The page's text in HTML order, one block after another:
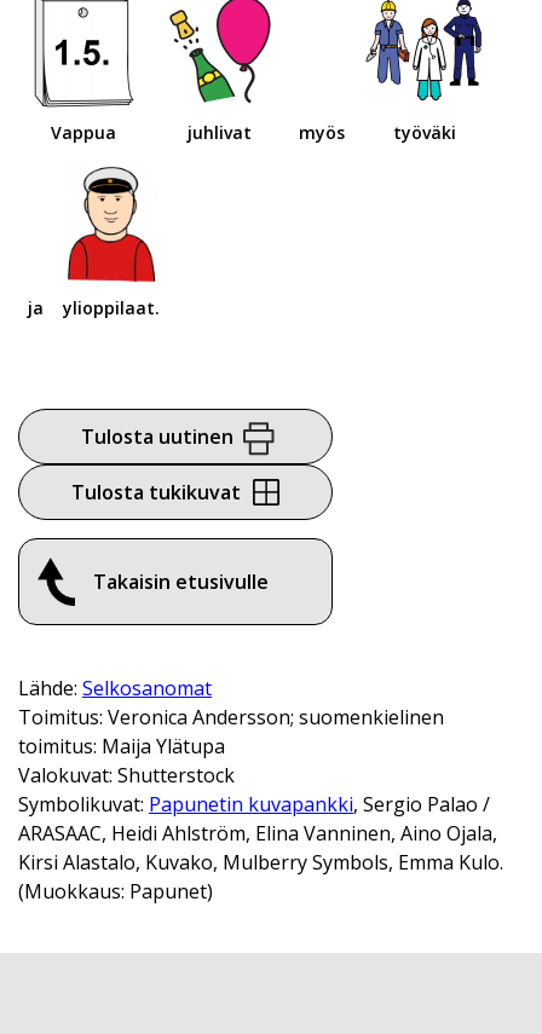
Vappua juhlivat myös työväki
ja ylioppilaat.
Tulosta uutinen
Tulosta tukikuvat
Takaisin etusivulle
Lähde: Selkosanomat
Toimitus: Veronica Andersson; suomenkielinen
toimitus: Maija Ylätupa
Valokuvat: Shutterstock
Symbolikuvat: Papunetin kuvapankki, Sergio Palao /
ARASAAC, Heidi Ahlström, Elina Vanninen, Aino Ojala,
Kirsi Alastalo, Kuvako, Mulberry Symbols, Emma Kulo.
(Muokkaus: Papunet)